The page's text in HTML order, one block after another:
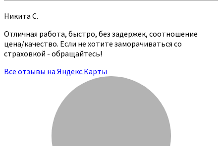
Никита С.
Отличная работа, быстро, без задержек, соотношение
цена/качество. Если не хотите заморачиваться со
страховкой - обращайтесь!
Все отзывы на Яндекс.Карты